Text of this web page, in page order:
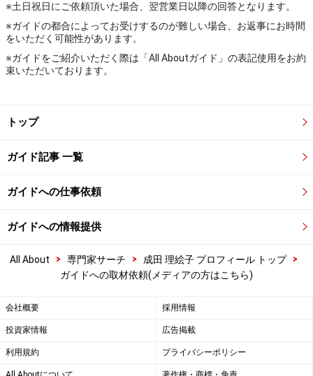
※土日祝日にご依頼頂いた場合、翌営業日以降の回答となります。
※ガイドの都合によってお受けするのが難しい場合、お返事にお時間
をいただく可能性があります。
※ガイドをご紹介いただく際は「All Aboutガイド」の表記使用をお約
束いただいております。
トップ
ガイド記事 一覧
ガイドへの仕事依頼
ガイドへの情報提供
All About > 専門家サーチ > 成田 理絵子 プロフィール トップ
>
ガイドへの取材依頼(メディアの方はこちら)
会社概要 採用情報
投資家情報 広告掲載
利用規約 プライバシーポリシー